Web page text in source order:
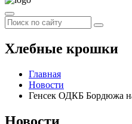
Хлебные крошки
Главная
Новости
Генсек ОДКБ Бордюжа
Новости